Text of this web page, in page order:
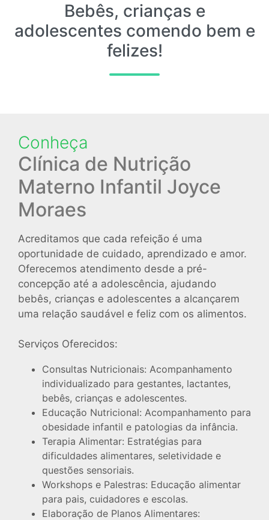
Bebês, crianças e
adolescentes comendo bem e
felizes!
Conheça
Clínica de Nutrição
Materno Infantil Joyce
Moraes
Acreditamos que cada refeição é uma
oportunidade de cuidado, aprendizado e amor.
Oferecemos atendimento desde a pré-
concepção até a adolescência, ajudando
bebês, crianças e adolescentes a alcançarem
uma relação saudável e feliz com os alimentos.
Serviços Oferecidos:
Consultas Nutricionais: Acompanhamento
individualizado para gestantes, lactantes,
bebês, crianças e adolescentes.
Educação Nutricional: Acompanhamento para
obesidade infantil e patologias da infância.
Terapia Alimentar: Estratégias para
dificuldades alimentares, seletividade e
questões sensoriais.
Workshops e Palestras: Educação alimentar
para pais, cuidadores e escolas.
Elaboração de Planos Alimentares: